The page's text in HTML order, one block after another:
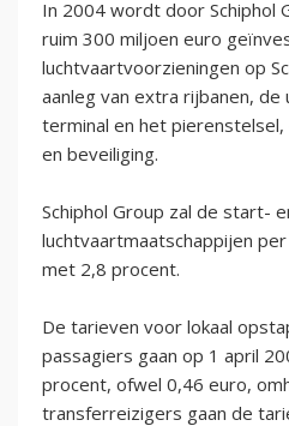
In 2004 wordt door Schiphol
ruim 300 miljoen euro
luchtvaartvoorzieningen op
aanleg van extra rijbanen, de
terminal en het
en beveiliging.
Schiphol Group zal de start-
luchtvaartmaatschappijen
met 2,8 procent.
De tarieven voor lokaal
passagiers gaan op 1 april
procent, ofwel 0,46 euro,
transferreizigers gaan de